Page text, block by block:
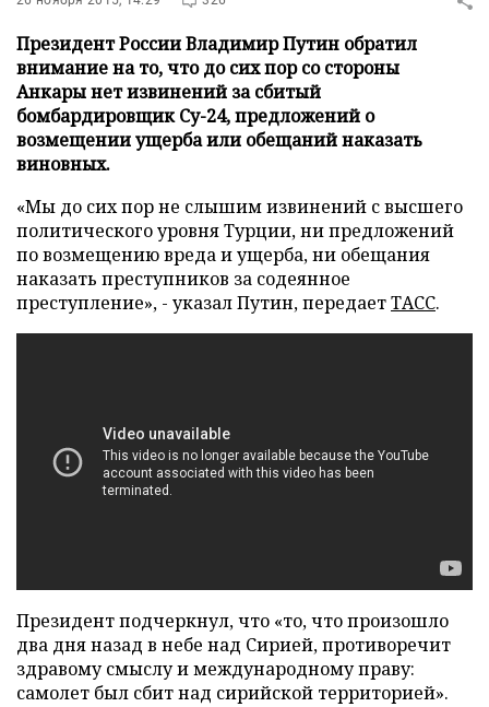
Президент России Владимир Путин обратил
внимание на то, что до сих пор со стороны
Анкары нет извинений за сбитый
бомбардировщик Су-24, предложений о
возмещении ущерба или обещаний наказать
виновных.
«Мы до сих пор не слышим извинений с высшего
политического уровня Турции, ни предложений
по возмещению вреда и ущерба, ни обещания
наказать преступников за содеянное
преступление», - указал Путин, передаетТАСС.
Президент подчеркнул, что «то, что произошло
два дня назад в небе над Сирией, противоречит
здравому смыслу и международному праву:
самолет был сбит над сирийской территорией».